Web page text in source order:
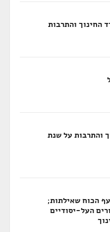
החינוך והתרבות
והתרבות על שנת
הכוח שאילתות;
העל-יסודיים